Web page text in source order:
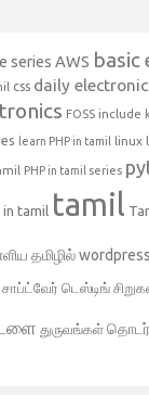
series AWS basic
css daily
FOSS include
learn PHP in tamil linux
PHP in tamil series
tamil tamil
தமிழில் wordpress
சாப்ட்வேர் டெஸ்டிங்
துருவங்கள்